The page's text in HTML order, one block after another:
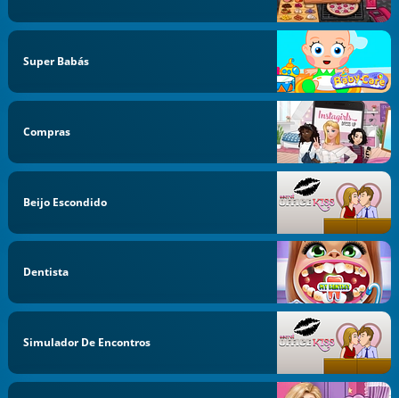
Super Babás
Compras
Beijo Escondido
Dentista
Simulador De Encontros